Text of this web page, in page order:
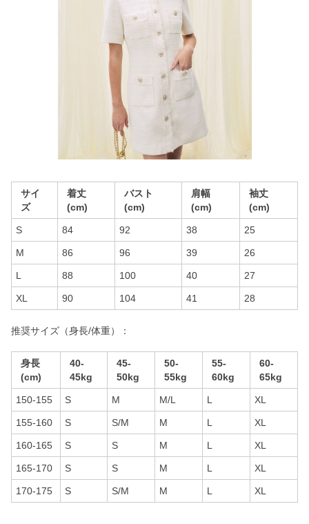
サイ
ズ
着丈
(cm)
バスト
(cm)
肩幅
(cm)
袖丈
(cm)
S 84 92 38 25
M 86 96 39 26
L 88 100 40 27
XL 90 104 41 28
推奨サイズ（身長/体重）：
身長
(cm)
40-
45kg
45-
50kg
50-
55kg
55-
60kg
60-
65kg
150-155 S M M/L L XL
155-160 S S/M M L XL
160-165 S S M L XL
165-170 S S M L XL
170-175 S S/M M L XL